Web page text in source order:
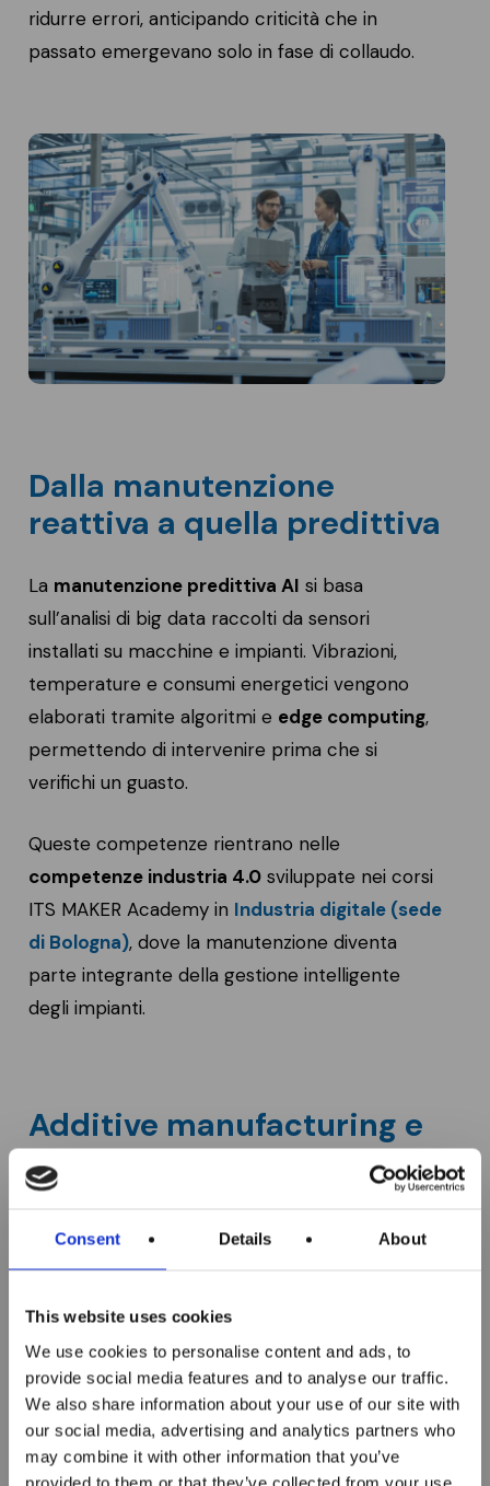
Consent Details About
This website uses cookies
We use cookies to personalise content and ads, to
provide social media features and to analyse our traffic.
We also share information about your use of our site with
our social media, advertising and analytics partners who
may combine it with other information that you’ve
provided to them or that they’ve collected from your use
ridurre errori, anticipando criticità che in
passato emergevano solo in fase di collaudo.
Dalla manutenzione
reattiva a quella predittiva
La manutenzione predittiva AI si basa
sull’analisi di big data raccolti da sensori
installati su macchine e impianti. Vibrazioni,
temperature e consumi energetici vengono
elaborati tramite algoritmi e edge computing,
permettendo di intervenire prima che si
verifichi un guasto.
Queste competenze rientrano nelle
competenze industria 4.0 sviluppate nei corsi
ITS MAKER Academy in Industria digitale (sede
di Bologna), dove la manutenzione diventa
parte integrante della gestione intelligente
degli impianti.
Additive manufacturing e
materiali avanzati
metallica e i compositi in fibra di carbonio
permettono di ridurre peso e migliorare le
performance dei componenti.
All’interno deicorsi ITS MAKER Academy
Sono aperte le
iscrizioni ai corsi
ITS MAKER
Academy per il
biennio 2026–2028!